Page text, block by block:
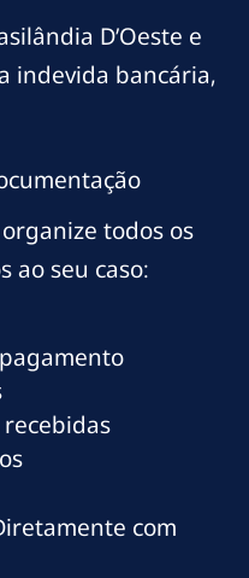
D’Oeste e
indevida bancária,
todos os
ao seu caso:
com